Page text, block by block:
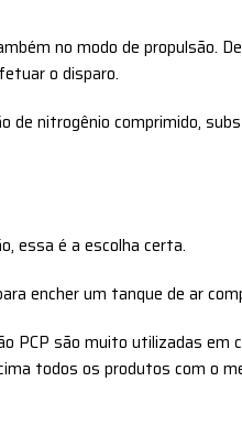
no modo de propulsão.
o disparo.
de nitrogênio comprimido,
essa é a escolha certa.
encher um tanque de ar
PCP são muito utilizadas em
todos os produtos com o